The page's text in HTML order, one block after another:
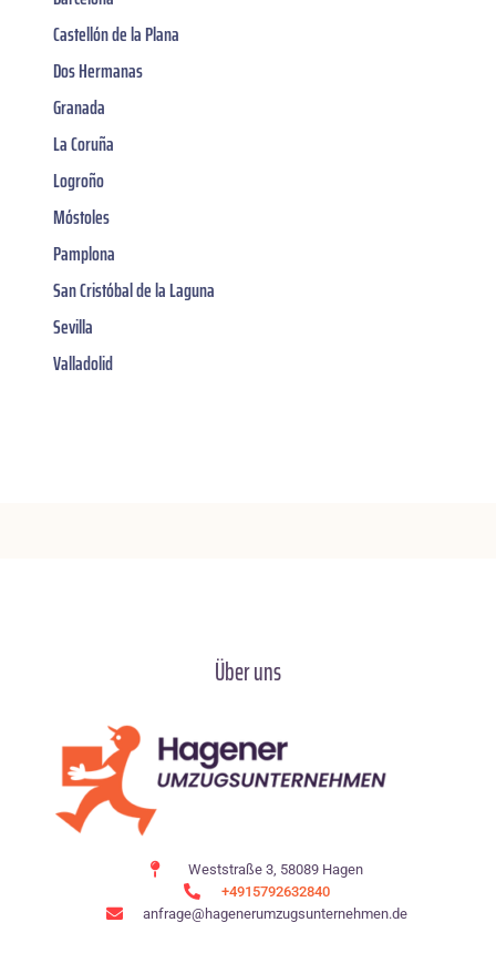
Castellón de la Plana
Dos Hermanas
Granada
La Coruña
Logroño
Móstoles
Pamplona
San Cristóbal de la Laguna
Sevilla
Valladolid
Über uns
Weststraße 3, 58089 Hagen
+4915792632840
anfrage@hagenerumzugsunternehmen.de